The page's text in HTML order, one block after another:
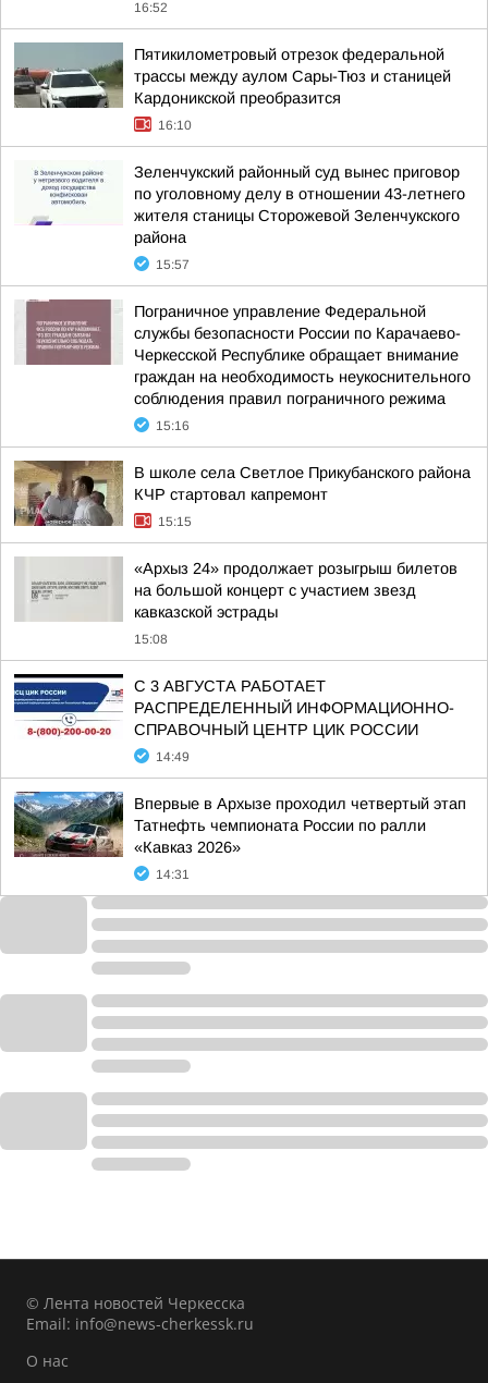
16:52
Пятикилометровый отрезок федеральной
трассы между аулом Сары-Тюз и станицей
Кардоникской преобразится
16:10
Зеленчукский районный суд вынес приговор
по уголовному делу в отношении 43-летнего
жителя станицы Сторожевой Зеленчукского
района
15:57
Пограничное управление Федеральной
службы безопасности России по Карачаево-
Черкесской Республике обращает внимание
граждан на необходимость неукоснительного
соблюдения правил пограничного режима
15:16
В школе села Светлое Прикубанского района
КЧР стартовал капремонт
15:15
«Архыз 24» продолжает розыгрыш билетов
на большой концерт с участием звезд
кавказской эстрады
15:08
С 3 АВГУСТА РАБОТАЕТ
РАСПРЕДЕЛЕННЫЙ ИНФОРМАЦИОННО-
СПРАВОЧНЫЙ ЦЕНТР ЦИК РОССИИ
14:49
Впервые в Архызе проходил четвертый этап
Татнефть чемпионата России по ралли
«Кавказ 2026»
14:31
© Лента новостей Черкесска
Email: info@news-cherkessk.ru
О нас